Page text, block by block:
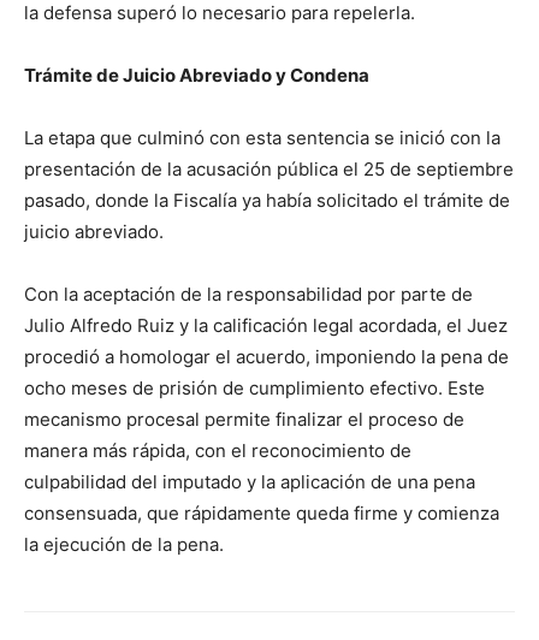
la defensa superó lo necesario para repelerla.
Trámite de Juicio Abreviado y Condena
La etapa que culminó con esta sentencia se inició con la
presentación de la acusación pública el 25 de septiembre
pasado, donde la Fiscalía ya había solicitado el trámite de
juicio abreviado.
Con la aceptación de la responsabilidad por parte de
Julio Alfredo Ruiz y la calificación legal acordada, el Juez
procedió a homologar el acuerdo, imponiendo la pena de
ocho meses de prisión de cumplimiento efectivo. Este
mecanismo procesal permite finalizar el proceso de
manera más rápida, con el reconocimiento de
culpabilidad del imputado y la aplicación de una pena
consensuada, que rápidamente queda firme y comienza
la ejecución de la pena.